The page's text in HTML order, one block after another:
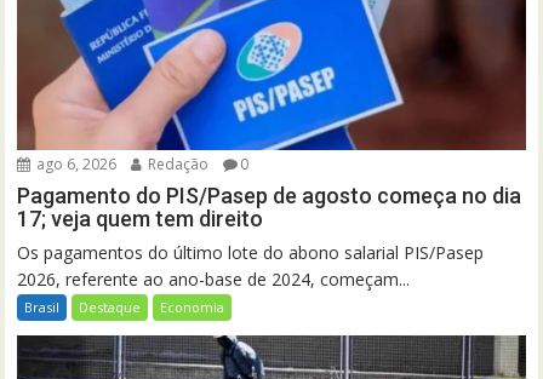
ago 6, 2026 Redação 0
Pagamento do PIS/Pasep de agosto começa no dia
17; veja quem tem direito
Os pagamentos do último lote do abono salarial PIS/Pasep
2026, referente ao ano-base de 2024, começam...
Brasil Destaque Economia